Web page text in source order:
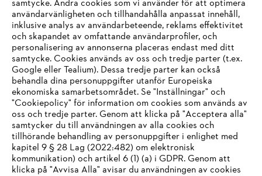
Företaget
STIHL FAQ
Service
IHR BROWSER WIRD NICHT
UNTERSTÜTZT
samtycke. Andra cookies som vi använder för att optimera
användarvänligheten och tillhandahålla anpassat innehåll,
inklusive analys av användarbeteende, reklams effektivitet
och skapandet av omfattande användarprofiler, och
personalisering av annonserna placeras endast med ditt
samtycke. Cookies används av oss och tredje parter (t.ex.
Google eller Tealium). Dessa tredje parter kan också
behandla dina personuppgifter utanför Europeiska
ekonomiska samarbetsområdet. Se "Inställningar" och
"Cookiepolicy" för information om cookies som används av
oss och tredje parter. Genom att klicka på "Acceptera alla"
samtycker du till användningen av alla cookies och
tillhörande behandling av personuppgifter i enlighet med
kapitel 9 § 28 Lag (2022:482) om elektronisk
kommunikation) och artikel 6 (1) (a) i GDPR. Genom att
klicka på "Avvisa Alla" avisar du användningen av cookies